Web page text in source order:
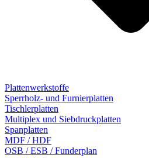
Plattenwerkstoffe
Sperrholz- und Furnierplatten
Tischlerplatten
Multiplex und Siebdruckplatten
Spanplatten
MDF / HDF
OSB / ESB / Funderplan